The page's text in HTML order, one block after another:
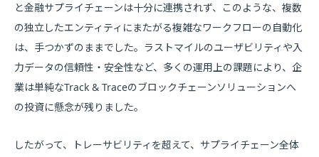
と金融サプライチェーンは十分に連携されず、このような、複数
の独立したエンティティにまたがる複雑なワークフローの自動化
は、手つかずのままでした。ラストマイルのユーザビリティや入
力データの信頼性・安全性など、多くの運用上の課題により、企
業は単純なTrack & Traceのブロックチェーンソリューションへ
の投資に懸念が残りました。
したがって、トレーサビリティを超えて、サプライチェーン全体